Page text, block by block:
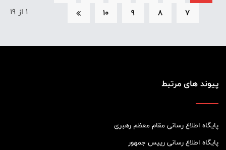
7
8
9
10
1 از 19
پیوند های مرتبط
پایگاه اطلاع رسانی مقام معظم رهبری
پایگاه اطلاع رسانی رییس جمهور